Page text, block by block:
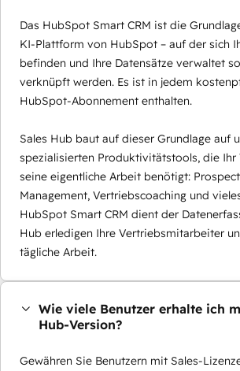
Das HubSpot Smart CRM ist die
KI-Plattform von HubSpot – auf der sich
befinden und Ihre Datensätze verwaltet
verknüpft werden. Es ist in jedem
HubSpot-Abonnement enthalten.
Sales Hub baut auf dieser Grundlage auf
spezialisierten Produktivitätstools, die Ihr
seine eigentliche Arbeit benötigt:
Management, Vertriebscoaching und
HubSpot Smart CRM dient der
Hub erledigen Ihre Vertriebsmitarbeiter
tägliche Arbeit.
Wie viele Benutzer erhalte ich
Hub-Version?
Gewähren Sie Benutzern mit Sales-